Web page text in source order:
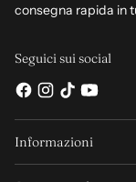
consegna rapida in
Seguici sui social
Informazioni